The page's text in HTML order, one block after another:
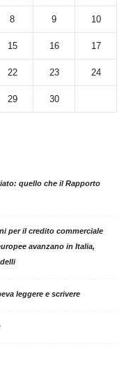
8 9 10
15 16 17
22 23 24
29
30
quello che il Rapporto
per il credito commerciale
avanzano in Italia,
leggere e scrivere